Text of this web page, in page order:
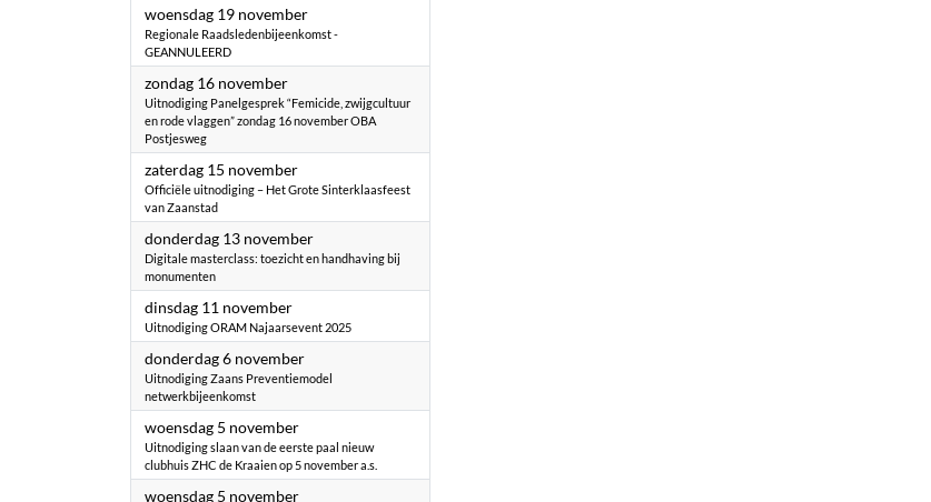
woensdag 19 november2025
Regionale Raadsledenbijeenkomst -
GEANNULEERD
zondag 16 november2025
Uitnodiging ​Panelgesprek “Femicide, zwijgcultuur
en rode vlaggen” zondag 16 november OBA
Postjesweg
zaterdag 15 november2025
Officiële uitnodiging – Het Grote Sinterklaasfeest
van Zaanstad
donderdag 13 november2025
Digitale masterclass: toezicht en handhaving bij
monumenten
dinsdag 11 november2025
Uitnodiging ORAM Najaarsevent 2025
donderdag 6 november2025
Uitnodiging Zaans Preventiemodel
netwerkbijeenkomst
woensdag 5 november2025
Uitnodiging slaan van de eerste paal nieuw
clubhuis ZHC de Kraaien op 5 november a.s.
woensdag 5 november2025